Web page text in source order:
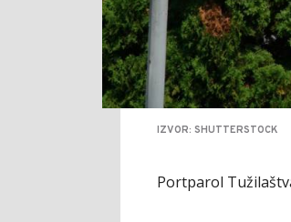
IZVOR: SHUTTERSTOCK
Portparol